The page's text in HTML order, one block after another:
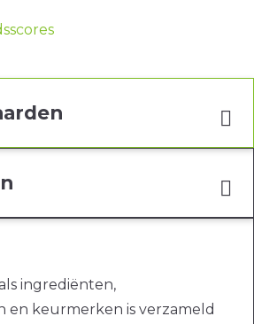
ingrediënten,
en keurmerken is verzameld